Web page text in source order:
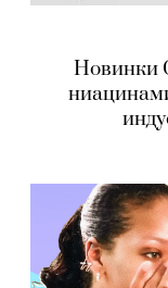
Новинки